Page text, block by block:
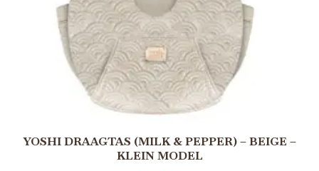
YOSHI DRAAGTAS (MILK & PEPPER) – BEIGE –
KLEIN MODEL